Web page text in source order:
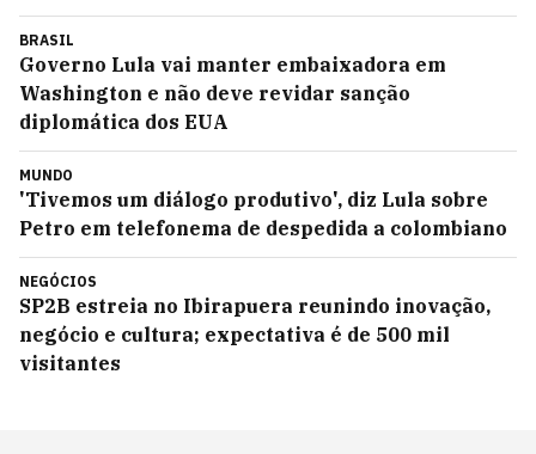
BRASIL
Governo Lula vai manter embaixadora em
Washington e não deve revidar sanção
diplomática dos EUA
MUNDO
'Tivemos um diálogo produtivo', diz Lula sobre
Petro em telefonema de despedida a colombiano
NEGÓCIOS
SP2B estreia no Ibirapuera reunindo inovação,
negócio e cultura; expectativa é de 500 mil
visitantes